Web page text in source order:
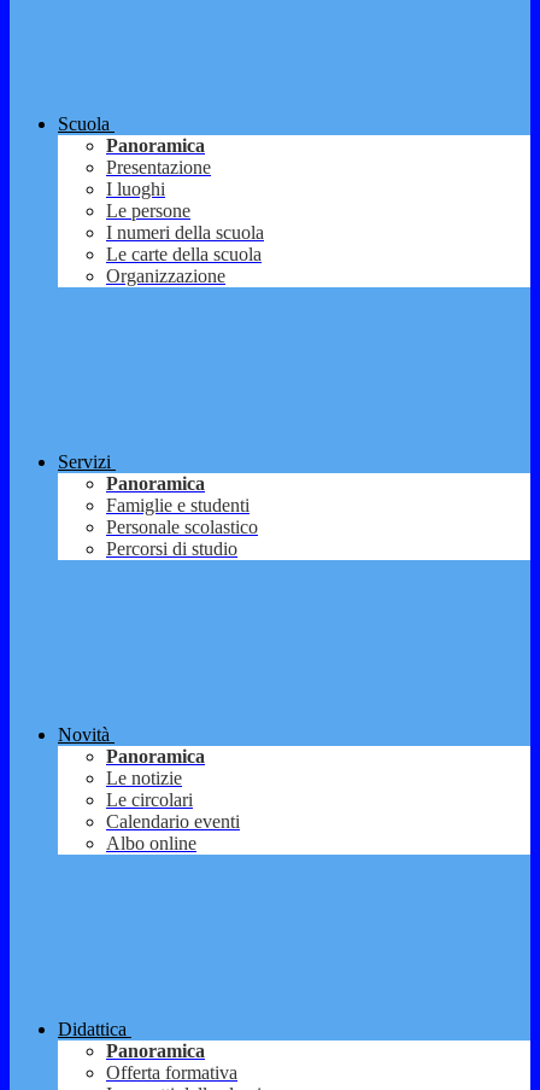
Scuola
Panoramica
Presentazione
I luoghi
Le persone
I numeri della scuola
Le carte della scuola
Organizzazione
Servizi
Panoramica
Famiglie e studenti
Personale scolastico
Percorsi di studio
Novità
Panoramica
Le notizie
Le circolari
Calendario eventi
Albo online
Didattica
Panoramica
Offerta formativa